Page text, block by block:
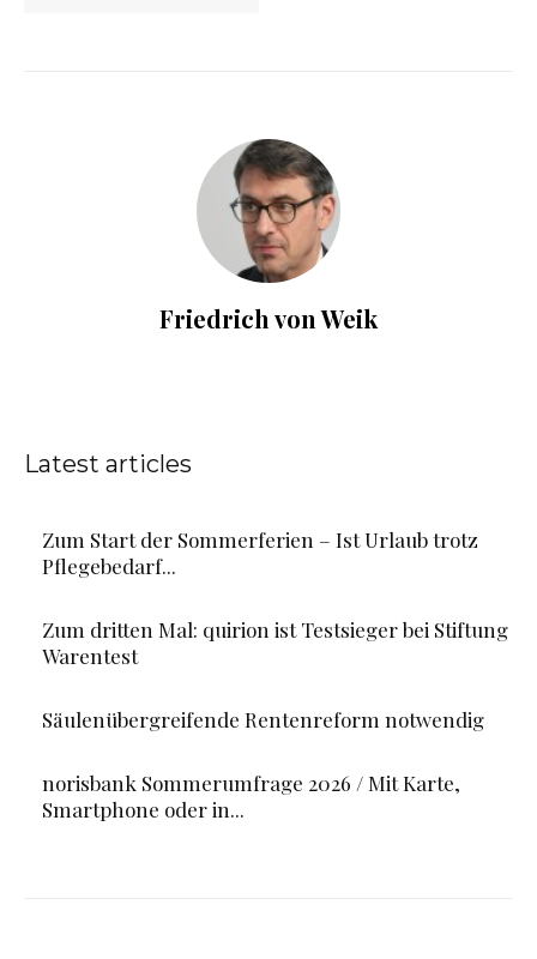
Friedrich von Weik
Latest articles
Zum Start der Sommerferien – Ist Urlaub trotz
Pflegebedarf...
Zum dritten Mal: quirion ist Testsieger bei Stiftung
Warentest
Säulenübergreifende Rentenreform notwendig
norisbank Sommerumfrage 2026 / Mit Karte,
Smartphone oder in...